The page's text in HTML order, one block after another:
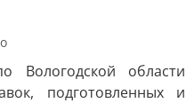
области
подготовленных и